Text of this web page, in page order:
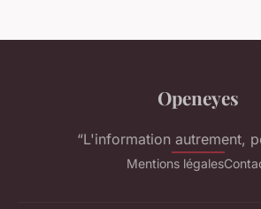
Openeyes
“L'information autrement,
Mentions légales